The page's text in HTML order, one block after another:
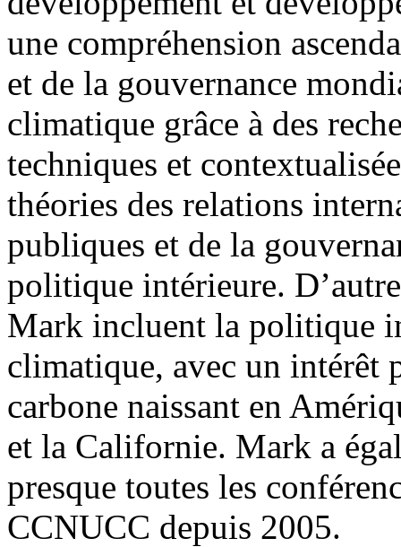
une compréhension
et de la gouvernance
climatique grâce à des
techniques et
théories des relations
publiques et de la
politique intérieure.
Mark incluent la politique
climatique, avec un intérêt
carbone naissant en
et la Californie. Mark a
presque toutes les
CCNUCC depuis 2005.